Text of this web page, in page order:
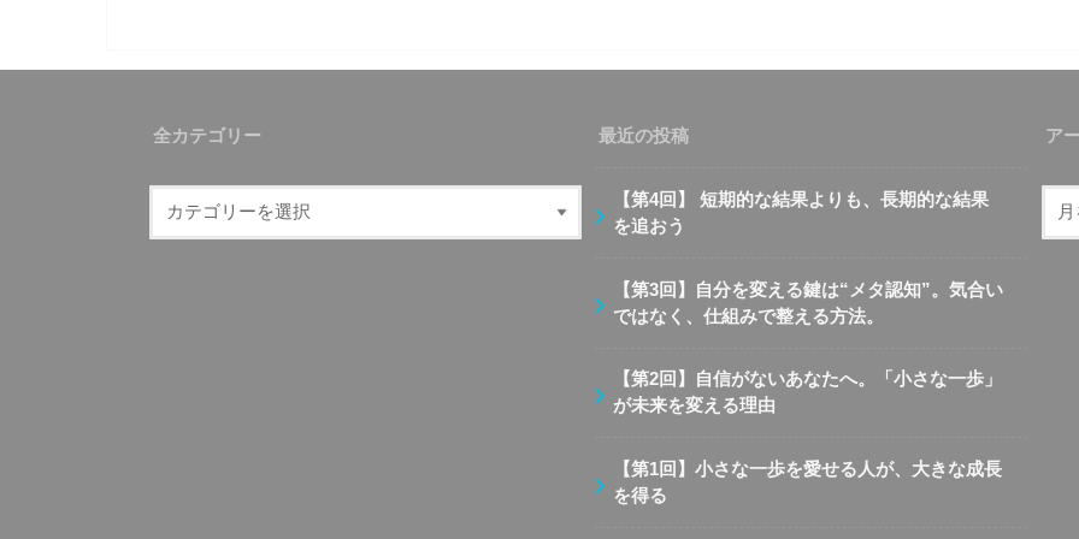
全カテゴリー 最近の投稿
【第4回】 短期的な結果よりも、長期的な結果
を追おう
【第3回】自分を変える鍵は“メタ認知”。気合い
ではなく、仕組みで整える方法。
【第2回】自信がないあなたへ。「小さな一歩」
が未来を変える理由
【第1回】小さな一歩を愛せる人が、大きな成長
を得る
ア